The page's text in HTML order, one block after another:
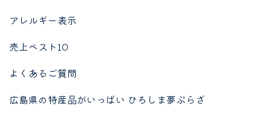
アレルギー表示
売上ベスト10
よくあるご質問
広島県の特産品がいっぱい ひろしま夢ぷらざ